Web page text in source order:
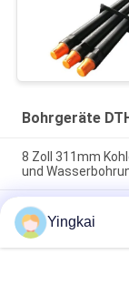
Bohrgeräte
8 Zoll 311mm
und
QL50A-197mm
Bohrverfahren
273mm
Yingkai